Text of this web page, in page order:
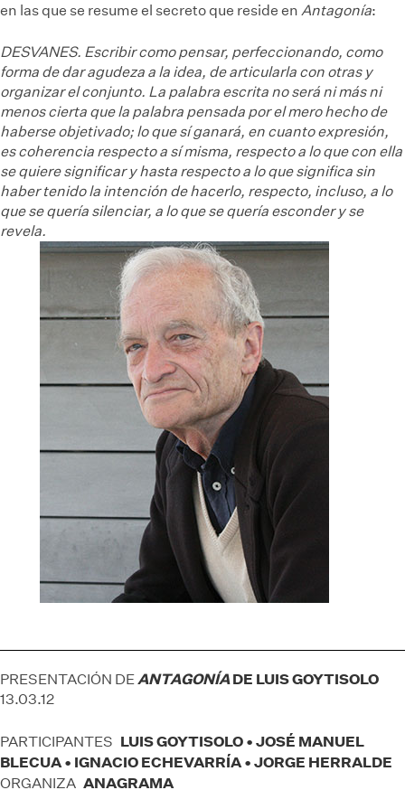
en las que se resume el secreto que reside en Antagonía:
DESVANES. Escribir como pensar, perfeccionando, como
forma de dar agudeza a la idea, de articularla con otras y
organizar el conjunto. La palabra escrita no será ni más ni
menos cierta que la palabra pensada por el mero hecho de
haberse objetivado; lo que sí ganará, en cuanto expresión,
es coherencia respecto a sí misma, respecto a lo que con ella
se quiere significar y hasta respecto a lo que significa sin
haber tenido la intención de hacerlo, respecto, incluso, a lo
que se quería silenciar, a lo que se quería esconder y se
revela.
PRESENTACIÓN DE ANTAGONÍADE LUIS GOYTISOLO
13.03.12
PARTICIPANTES LUIS GOYTISOLO • JOSÉ MANUEL
BLECUA • IGNACIO ECHEVARRÍA • JORGE HERRALDE
ORGANIZA ANAGRAMA